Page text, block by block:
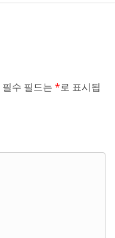
필수 필드는 *로 표시됩